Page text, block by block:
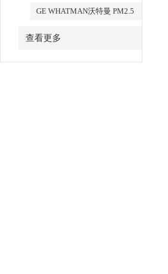
WHATMAN 转印记膜杂交膜
GE WHATMAN沃特曼 PM2.5
查看更多